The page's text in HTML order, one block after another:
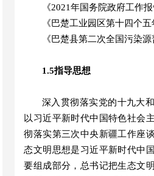
《2021年国务院政府工作
《巴楚工业园区第十四个五
《巴楚县第二次全国污染
1.5指导思想
深入贯彻落实党的十九大
以习近平新时代中国特色社会
彻落实第三次中央新疆工作座
态文明思想是习近平新时代中
要组成部分 ， 总书记把生态文